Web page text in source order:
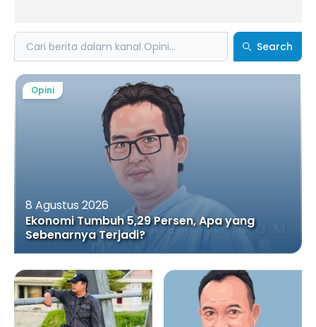
Search Search
8 Agustus 2026
Ekonomi Tumbuh 5,29 Persen, Apa yang
Sebenarnya Terjadi?
Opini